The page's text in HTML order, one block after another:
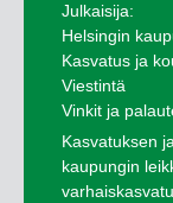
Julkaisija:
Helsingin
Kasvatus ja
Viestintä
Vinkit ja
Kasvatuksen
kaupungin